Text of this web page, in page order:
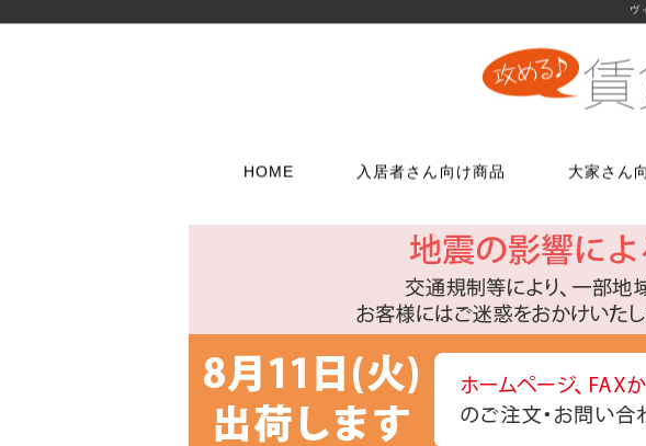
ヴ
HOME 入居者さん向け商品
扉・窓・家具に使う
つまみ
丁番
スイッチプレート
コンセントプレート
ダボ
あおり止め
床
貼
フ
貼
ジ
水
大家さん
トイレ用品
浴室用品
流し台所用品
洗面用品
鍵・ドアノブ交換
玄関扉の錠・ドアノブ
浴室用ドアノブ
室内用ドアノブ
トイレ用ドアノブ
室内用鍵付きドアノブ
ウィルス・菌除去
お電話でのご注文
06-6723-5060
カスタマーセンター
平日9：30～17：00
06-
問合わせフォーム
こちらから
お
06-
カ
平